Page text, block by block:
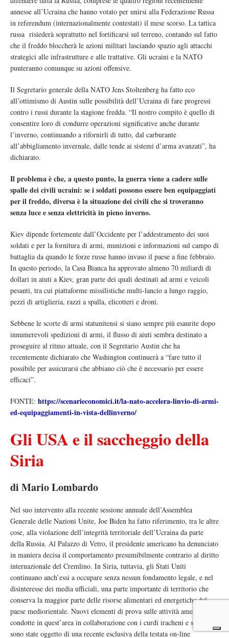
annesse all’Ucraina che hanno votato per unirsi alla Federazione Russa
in referendum (internazionalmente contestati) il mese scorso. La tattica
russa risiederà soprattutto nel fortificarsi sul terreno, contando sul fatto
che il freddo bloccherà le azioni militari lasciando spazio agli attacchi
strategici alle infrastrutture e alle trattative. Gli ucraini e la NATO
punteranno comunque su azioni offensive.
Il Segretario generale della NATO Jens Stoltenberg ha fatto eco
all’ottimismo di Austin sulle possibilità dell’Ucraina di fare progressi
contro i russi durante la stagione fredda. “Il nostro compito è quello di
consentire loro di condurre operazioni significative anche durante
l’inverno, continuando a rifornirli di tutto, dal carburante
all’abbigliamento invernale, dalle tende ai sistemi d’arma avanzati”, ha
dichiarato.
Il problema è che, a questo punto, la guerra viene a cadere sulle
spalle dei civili ucraini: se i soldati possono essere ben equipaggiati
per il freddo, diversa è la situazione dei civili che si troveranno
senza luce e senza elettricità in pieno inverno.
Kiev dipende fortemente dall’Occidente per l’addestramento dei suoi
soldati e per la fornitura di armi, munizioni e informazioni sul campo di
battaglia da quando le forze russe hanno invaso il paese a fine febbraio.
In questo periodo, la Casa Bianca ha approvato almeno 70 miliardi di
dollari in aiuti a Kiev, gran parte dei quali destinati ad armi e veicoli
pesanti, tra cui piattaforme missilistiche multi-lancio a lungo raggio,
pezzi di artiglieria, razzi a spalla, elicotteri e droni.
Sebbene le scorte di armi statunitensi si siano sempre più esaurite dopo
innumerevoli spedizioni di armi, il flusso di aiuti sembra destinato a
proseguire al ritmo attuale, con il Segretario Austin che ha
recentemente dichiarato che Washington continuerà a “fare tutto il
possibile per assicurarsi che abbiano ciò che è necessario per essere
efficaci”.
FONTE: https://scenarieconomici.it/la-nato-accelera-linvio-di-armi-
ed-equipaggiamenti-in-vista-dellinverno/
Gli USA e il saccheggio della
Siria
di Mario Lombardo
Nel suo intervento alla recente sessione annuale dell’Assemblea
Generale delle Nazioni Unite, Joe Biden ha fatto riferimento, tra le altre
cose, alla violazione dell’integrità territoriale dell’Ucraina da parte
della Russia. Al Palazzo di Vetro, il presidente americano ha denunciato
in maniera decisa il comportamento presumibilmente contrario al diritto
internazionale del Cremlino. In Siria, tuttavia, gli Stati Uniti
continuano anch’essi a occupare senza nessun fondamento legale, e nel
disinteresse dei media ufficiali, una parte importante di territorio che
conserva la maggior parte delle risorse alimentari ed energetiche del
paese mediorientale. Nuovi elementi di prova sulle attività americane,
condotte in quest’area in collaborazione con i curdi iracheni e siriani,
sono state oggetto di una recente esclusiva della testata on-line